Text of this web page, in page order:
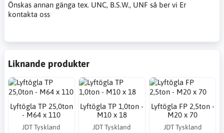
Önskas annan gänga tex. UNC, B.S.W., UNF så ber vi Er
kontakta oss
Liknande produkter
Lyftögla TP 25,0ton
- M64 x 110
JDT Tyskland
Lyftögla TP 1,0ton -
M10 x 18
JDT Tyskland
Lyftögla FP 2,5ton -
M20 x 70
JDT Tyskland